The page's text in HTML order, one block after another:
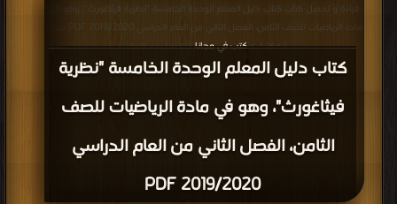
كتاب دليل المعلم الوحدة الخامسة "نظرية
فيثاغورث"، وهو في مادة الرياضيات للصف
الثامن، الفصل الثاني من العام الدراسي
2019/2020 PDF
قراءة و تحميل كتاب كتاب دليل المعلم الوحدة الخامسة "نظرية فيثاغورث"، وهو في
| مكتبة >كتب في مجانا| التحميل : مرة/مرات